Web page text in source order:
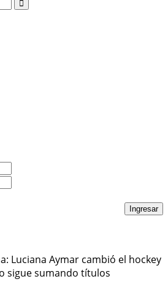
Ingresar
Luciana Aymar cambió el hockey
sigue sumando títulos